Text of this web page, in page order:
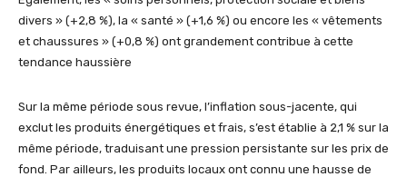
divers » (+2,8 %), la « santé » (+1,6 %) ou encore les « vêtements
et chaussures » (+0,8 %) ont grandement contribue à cette
tendance haussière
Sur la même période sous revue, l’inflation sous-jacente, qui
exclut les produits énergétiques et frais, s’est établie à 2,1 % sur la
même période, traduisant une pression persistante sur les prix de
fond. Par ailleurs, les produits locaux ont connu une hausse de